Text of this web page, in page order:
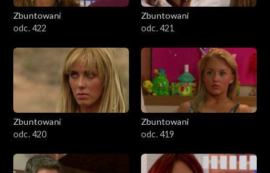
Zbuntowani
odc. 422
Zbuntowani
odc. 421
Zbuntowani
odc. 420
Zbuntowani
odc. 419